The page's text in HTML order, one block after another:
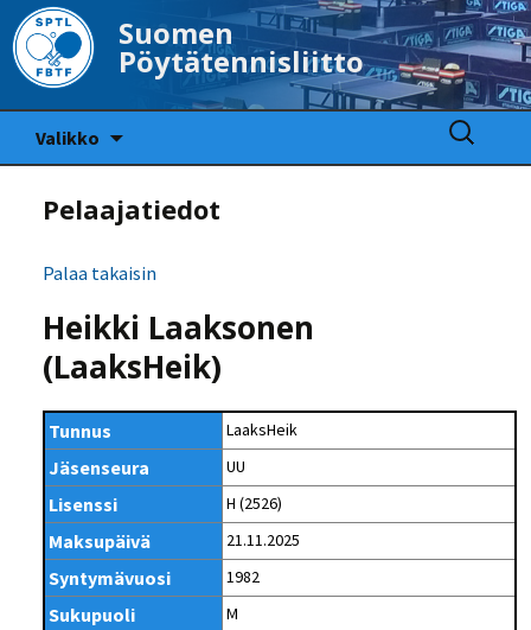
Suomen
Pöytätennisliitto
Valikko
Haku:
Pelaajatiedot
Palaa takaisin
Heikki Laaksonen
(LaaksHeik)
Tunnus LaaksHeik
Jäsenseura UU
Lisenssi H (2526)
Maksupäivä 21.11.2025
Syntymävuosi 1982
Sukupuoli M